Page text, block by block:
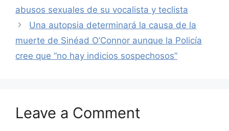
abusos sexuales de su vocalista y teclista
Una autopsia determinará la causa de la
muerte de Sinéad O’Connor aunque la Policía
cree que “no hay indicios sospechosos”
Leave a Comment